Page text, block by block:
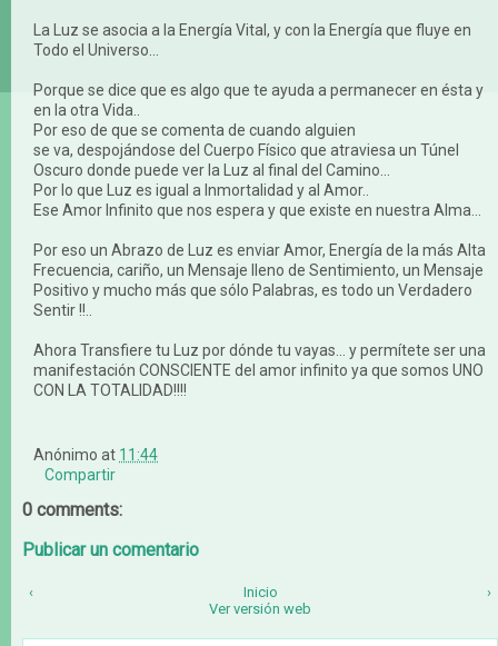
La Luz se asocia a la Energía Vital, y con la Energía que fluye en
Todo el Universo...
Porque se dice que es algo que te ayuda a permanecer en ésta y
en la otra Vida..
Por eso de que se comenta de cuando alguien
se va, despojándose del Cuerpo Físico que atraviesa un Túnel
Oscuro donde puede ver la Luz al final del Camino...
Por lo que Luz es igual a Inmortalidad y al Amor..
Ese Amor Infinito que nos espera y que existe en nuestra Alma...
Por eso un Abrazo de Luz es enviar Amor, Energía de la más Alta
Frecuencia, cariño, un Mensaje lleno de Sentimiento, un Mensaje
Positivo y mucho más que sólo Palabras, es todo un Verdadero
Sentir !!..
Ahora Transfiere tu Luz por dónde tu vayas... y permítete ser una
manifestación CONSCIENTE del amor infinito ya que somos UNO
CON LA TOTALIDAD!!!!
Anónimo at 11:44
Compartir
0 comments:
Publicar un comentario
‹ ›
Inicio
Ver versión web